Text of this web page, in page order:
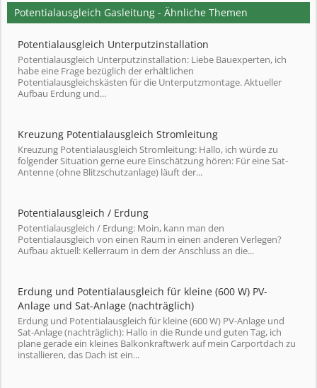
Potentialausgleich Gasleitung - Ähnliche Themen
Potentialausgleich Unterputzinstallation
Potentialausgleich Unterputzinstallation: Liebe Bauexperten, ich
habe eine Frage bezüglich der erhältlichen
Potentialausgleichskästen für die Unterputzmontage. Aktueller
Aufbau Erdung und...
Kreuzung Potentialausgleich Stromleitung
Kreuzung Potentialausgleich Stromleitung: Hallo, ich würde zu
folgender Situation gerne eure Einschätzung hören: Für eine Sat-
Antenne (ohne Blitzschutzanlage) läuft der...
Potentialausgleich / Erdung
Potentialausgleich / Erdung: Moin, kann man den
Potentialausgleich von einen Raum in einen anderen Verlegen?
Aufbau aktuell: Kellerraum in dem der Anschluss an die...
Erdung und Potentialausgleich für kleine (600 W) PV-
Anlage und Sat-Anlage (nachträglich)
Erdung und Potentialausgleich für kleine (600 W) PV-Anlage und
Sat-Anlage (nachträglich): Hallo in die Runde und guten Tag, ich
plane gerade ein kleines Balkonkraftwerk auf mein Carportdach zu
installieren, das Dach ist ein...